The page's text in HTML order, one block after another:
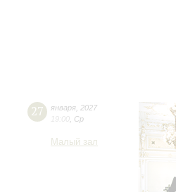
27 января 2027
19:00 Ср
Малый зал